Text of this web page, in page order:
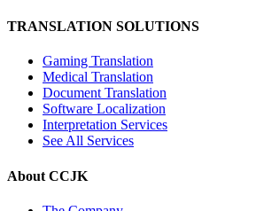
TRANSLATION SOLUTIONS
Gaming Translation
Medical Translation
Document Translation
Software Localization
Interpretation Services
See All Services
About CCJK